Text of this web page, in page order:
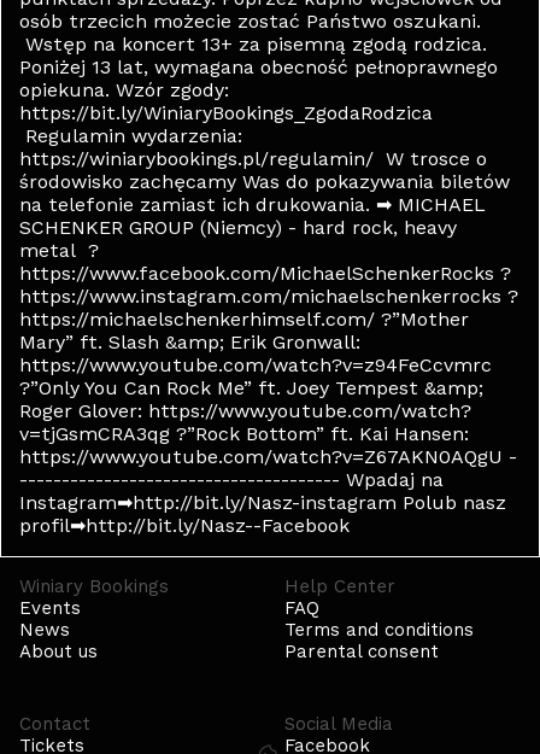
osób trzecich możecie zostać Państwo oszukani.
Wstęp na koncert 13+ za pisemną zgodą rodzica.
Poniżej 13 lat, wymagana obecność pełnoprawnego
opiekuna. Wzór zgody:
https://bit.ly/WiniaryBookings_ZgodaRodzica
Regulamin wydarzenia:
https://winiarybookings.pl/regulamin/ W trosce o
środowisko zachęcamy Was do pokazywania biletów
na telefonie zamiast ich drukowania. ➡ MICHAEL
SCHENKER GROUP (Niemcy) - hard rock, heavy
metal ?
https://www.facebook.com/MichaelSchenkerRocks ?
https://www.instagram.com/michaelschenkerrocks ?
https://michaelschenkerhimself.com/ ?”Mother
Mary” ft. Slash &amp; Erik Gronwall:
https://www.youtube.com/watch?v=z94FeCcvmrc
?”Only You Can Rock Me” ft. Joey Tempest &amp;
Roger Glover: https://www.youtube.com/watch?
v=tjGsmCRA3qg ?”Rock Bottom” ft. Kai Hansen:
https://www.youtube.com/watch?v=Z67AKN0AQgU -
-------------------------------------- Wpadaj na
Instagram➡http://bit.ly/Nasz-instagram Polub nasz
profil➡http://bit.ly/Nasz--Facebook
Winiary Bookings
Events
News
About us
Help Center
FAQ
Terms and conditions
Parental consent
Contact
Tickets
Social Media
Facebook